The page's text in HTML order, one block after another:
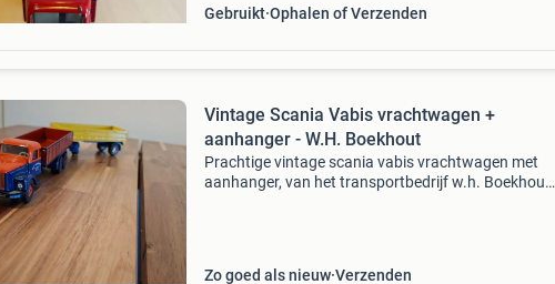
Gebruikt Ophalen of Verzenden
Vintage Scania Vabis vrachtwagen +
aanhanger - W.H. Boekhout
Prachtige vintage scania vabis vrachtwagen met
aanhanger, van het transportbedrijf w.h. Boekhout.
Zo goed als nieuw Verzenden